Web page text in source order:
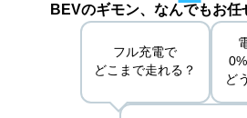
BEVのギモン、なんでもお任
フル充電で
どこまで走れる？
ど